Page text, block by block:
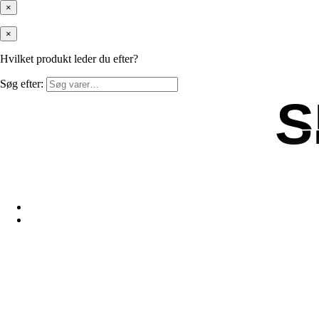
×
×
Hvilket produkt leder du efter?
Søg efter: